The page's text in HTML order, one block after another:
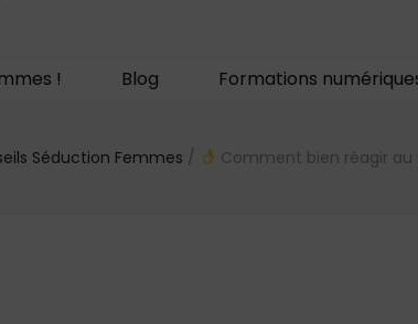
! Blog Formations
Séduction Femmes / Comment bien réagir